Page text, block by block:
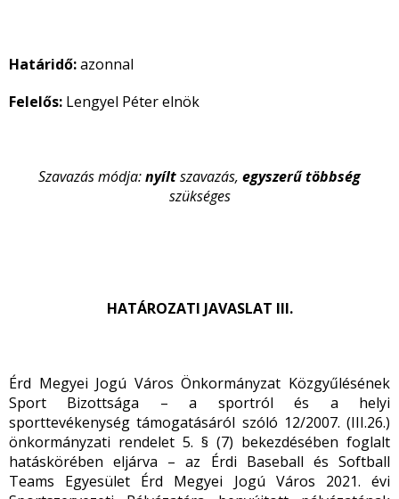
Határidő:azonnal
Felelős: Lengyel Péter elnök
Szavazás módja:nyíltszavazás, egyszerűtöbbség
szükséges
HATÁROZATI JAVASLAT III.
Érd Megyei Jogú Város Önkormányzat Közgyűlésének
Sport Bizottsága – a sportról és a helyi
sporttevékenység támogatásáról szóló 12/2007. (III.26.)
önkormányzati rendelet 5. § (7) bekezdésében foglalt
hatáskörében eljárva – az Érdi Baseball és Softball
Teams Egyesület Érd Megyei Jogú Város 2021. évi